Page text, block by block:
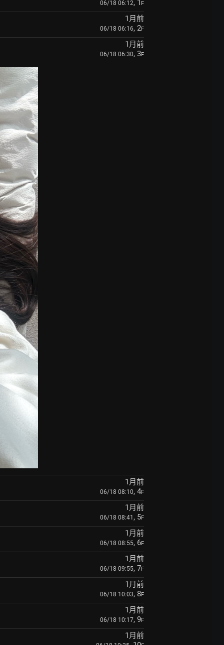
06/18 06:12, 1 F
1月前
06/18 06:16, 2F
1月前
06/18 06:30, 3F
1月前
06/18 08:10, 4F
1月前
06/18 08:41 , 5F
1月前
06/18 08:55, 6F
1月前
06/18 09:55, 7F
1月前
06/18 10:03, 8F
1月前
06/18 10:17, 9F
1月前